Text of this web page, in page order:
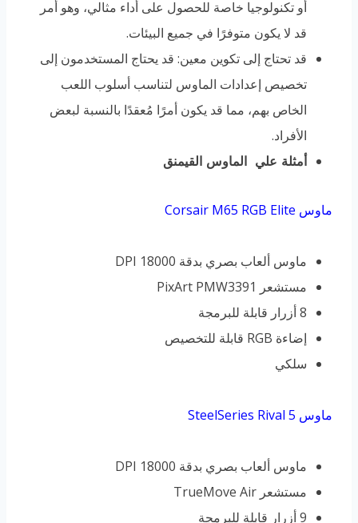
أو تكنولوجيا خاصة للحصول على أداء مثالي، وهو أمر
قد لا يكون متوفرًا في جميع البيئات.
قد تحتاج إلى تكوين معين: قد يحتاج المستخدمون إلى
تخصيص إعدادات الماوس لتناسب أسلوب اللعب
الخاص بهم، مما قد يكون أمرًا مُعقدًا بالنسبة لبعض
الأفراد.
أمثلة علي الماوس القيمنق
ماوس Corsair M65 RGB Elite
ماوس ألعاب بصري بدقة 18000 DPI
مستشعر PixArt PMW3391
8 أزرار قابلة للبرمجة
إضاءة RGB قابلة للتخصيص
سلكي
ماوس SteelSeries Rival 5
ماوس ألعاب بصري بدقة 18000 DPI
مستشعر TrueMove Air
9 أزرار قابلة للبرمجة